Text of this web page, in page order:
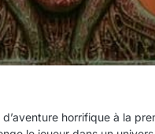
horrifique à la